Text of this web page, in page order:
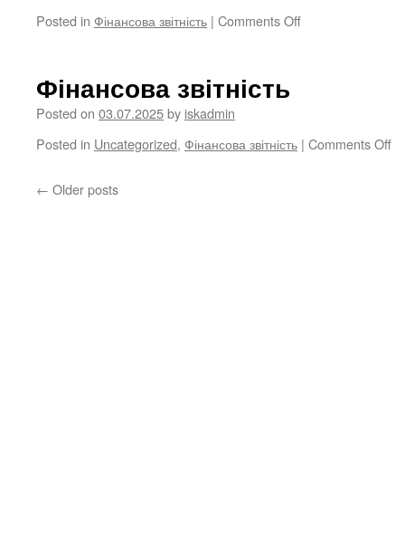
2025
Posted in Фінансова звітність | Comments Offon
Жовтень
Фінансова звітність
Posted on 03.07.2025by iskadmin
Posted in Uncategorized, Фінансова звітність | Comments Offon
← Older posts